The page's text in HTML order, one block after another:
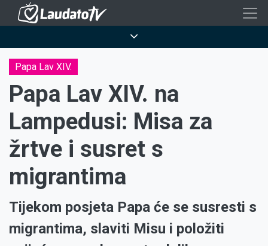
Skoči
sadržaj
Papa Lav XIV.
Papa Lav XIV. na
Lampedusi: Misa za
žrtve i susret s
migrantima
Tijekom posjeta Papa će se susresti s
migrantima, slaviti Misu i položiti